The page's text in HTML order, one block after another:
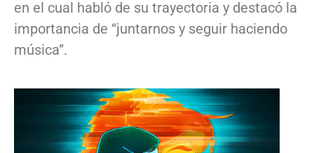
en el cual habló de su trayectoria y destacó la
importancia de “juntarnos y seguir haciendo
música”.